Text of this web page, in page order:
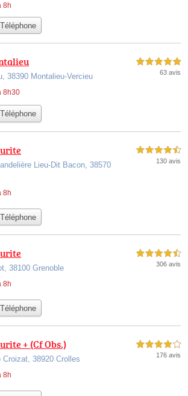
8h
Téléphone
38390 Montalieu-Vercieu
8h30
5,0 étoiles sur 5
63 avis
Téléphone
Lieu-Dit Bacon, 38570
8h
4,5 étoiles sur 5
130 avis
Téléphone
38100 Grenoble
8h
4,5 étoiles sur 5
306 avis
Téléphone
+ (Cf Obs.)
38920 Crolles
8h
4,0 étoiles sur 5
176 avis